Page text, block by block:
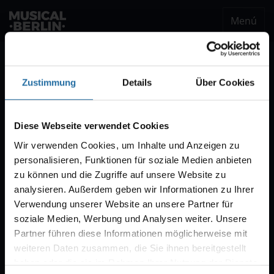
Zustimmung Details Über Cookies
Diese Webseite verwendet Cookies
Wir verwenden Cookies, um Inhalte und Anzeigen zu
personalisieren, Funktionen für soziale Medien anbieten
zu können und die Zugriffe auf unsere Website zu
analysieren. Außerdem geben wir Informationen zu Ihrer
Verwendung unserer Website an unsere Partner für
soziale Medien, Werbung und Analysen weiter. Unsere
Partner führen diese Informationen möglicherweise mit
weiteren Daten zusammen, die Sie ihnen bereitgestellt
haben oder die sie im Rahmen Ihrer Nutzung der Dienste
Menú
Estaremos encantados de enviarle un correo
entradas para "CABARET – Das Berlin-Musical".
Por regla general, la venta comienza con diez
semanas de antelación.